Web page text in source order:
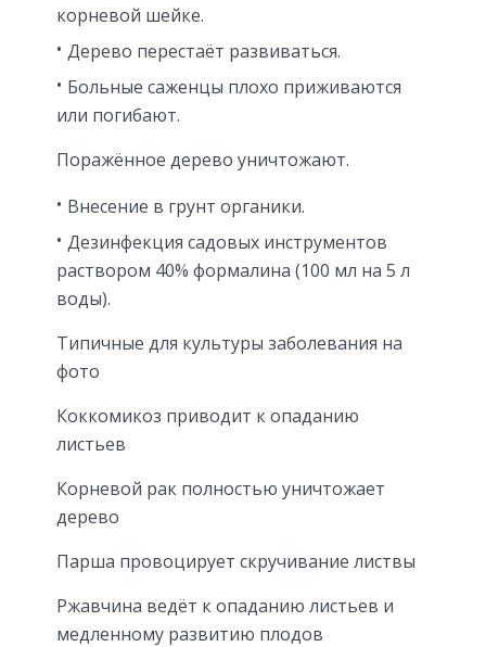
корневой шейке.
Дерево перестаёт развиваться.
Больные саженцы плохо приживаются
или погибают.
Поражённое дерево уничтожают.
Внесение в грунт органики.
Дезинфекция садовых инструментов
раствором 40% формалина (100 мл на 5 л
воды).
Типичные для культуры заболевания на
фото
Коккомикоз приводит к опаданию
листьев
Корневой рак полностью уничтожает
дерево
Парша провоцирует скручивание листвы
Ржавчина ведёт к опаданию листьев и
медленному развитию плодов